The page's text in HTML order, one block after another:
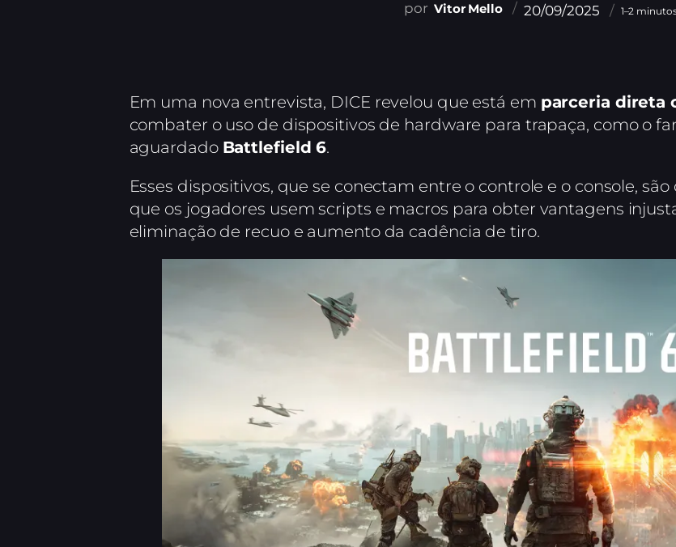
Vitor Mello 20/09/2025 1–2
Em uma nova entrevista, DICE revelou que está em parceria direta
combater o uso de dispositivos de hardware para trapaça, como o
aguardado Battlefield 6.
Esses dispositivos, que se conectam entre o controle e o console,
que os jogadores usem scripts e macros para obter vantagens
eliminação de recuo e aumento da cadência de tiro.